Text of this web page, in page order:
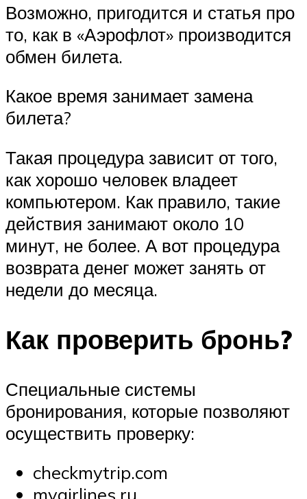
Возможно, пригодится и статья про
то, как в «Аэрофлот» производится
обмен билета.
Какое время занимает замена
билета?
Такая процедура зависит от того,
как хорошо человек владеет
компьютером. Как правило, такие
действия занимают около 10
минут, не более. А вот процедура
возврата денег может занять от
недели до месяца.
Как проверить бронь?
Специальные системы
бронирования, которые позволяют
осуществить проверку:
checkmytrip.com
myairlines.ru